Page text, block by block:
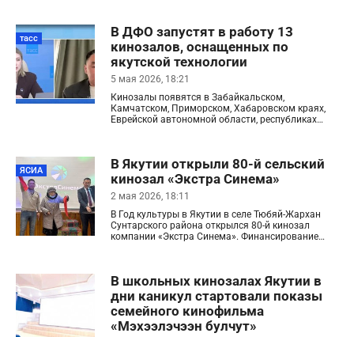
тасс
В ДФО запустят в работу 13
кинозалов, оснащенных по
якутской технологии
5 мая 2026, 18:21
Кинозалы появятся в Забайкальском,
Камчатском, Приморском, Хабаровском краях,
Еврейской автономной области, республиках
ЯСИА
В Якутии открыли 80-й сельский
кинозал «Экстра Синема»
2 мая 2026, 18:11
В Год культуры в Якутии в селе Тюбяй-Жархан
Сунтарского района открылся 80-й кинозал
компании «Экстра Синема». Финансирование
В школьных кинозалах Якутии в
дни каникул стартовали показы
семейного кинофильма
«Мэхээлэчээн булчут»